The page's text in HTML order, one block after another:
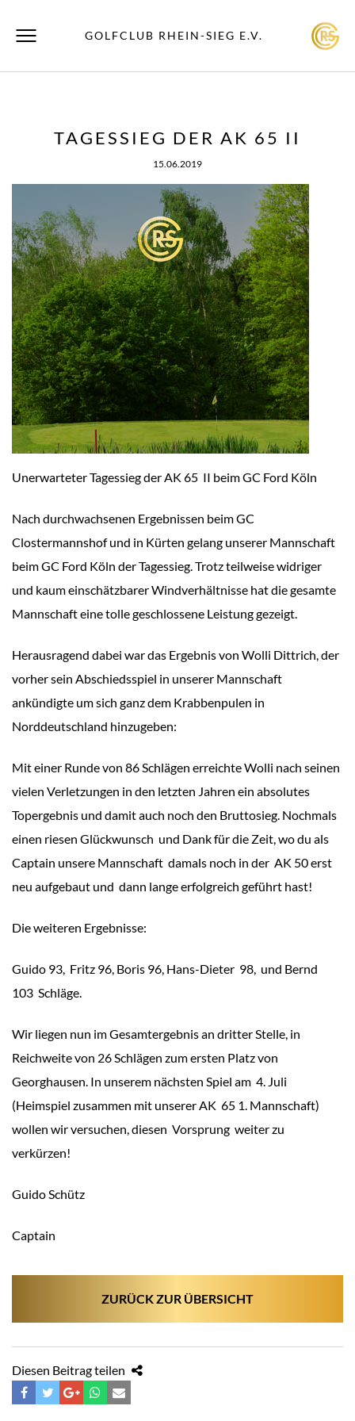
GOLFCLUB RHEIN-SIEG E.V.
TAGESSIEG DER AK 65 II
15.06.2019
Unerwarteter Tagessieg der AK 65 II beim GC Ford Köln
Nach durchwachsenen Ergebnissen beim GC
Clostermannshof und in Kürten gelang unserer Mannschaft
beim GC Ford Köln der Tagessieg. Trotz teilweise widriger
und kaum einschätzbarer Windverhältnisse hat die gesamte
Mannschaft eine tolle geschlossene Leistung gezeigt.
Herausragend dabei war das Ergebnis von Wolli Dittrich, der
vorher sein Abschiedsspiel in unserer Mannschaft
ankündigte um sich ganz dem Krabbenpulen in
Norddeutschland hinzugeben:
Mit einer Runde von 86 Schlägen erreichte Wolli nach seinen
vielen Verletzungen in den letzten Jahren ein absolutes
Topergebnis und damit auch noch den Bruttosieg. Nochmals
einen riesen Glückwunsch und Dank für die Zeit, wo du als
Captain unsere Mannschaft damals noch in der AK 50 erst
neu aufgebaut und dann lange erfolgreich geführt hast!
Die weiteren Ergebnisse:
Guido 93, Fritz 96, Boris 96, Hans-Dieter 98, und Bernd
103 Schläge.
Wir liegen nun im Gesamtergebnis an dritter Stelle, in
Reichweite von 26 Schlägen zum ersten Platz von
Georghausen. In unserem nächsten Spiel am 4. Juli
(Heimspiel zusammen mit unserer AK 65 1. Mannschaft)
wollen wir versuchen, diesen Vorsprung weiter zu
verkürzen!
Guido Schütz
Captain
ZURÜCK ZUR ÜBERSICHT
Diesen Beitrag teilen